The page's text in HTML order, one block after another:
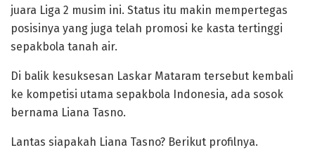
juara Liga 2 musim ini. Status itu makin mempertegas
posisinya yang juga telah promosi ke kasta tertinggi
sepakbola tanah air.
Di balik kesuksesan Laskar Mataram tersebut kembali
ke kompetisi utama sepakbola Indonesia, ada sosok
bernama Liana Tasno.
Lantas siapakah Liana Tasno? Berikut profilnya.